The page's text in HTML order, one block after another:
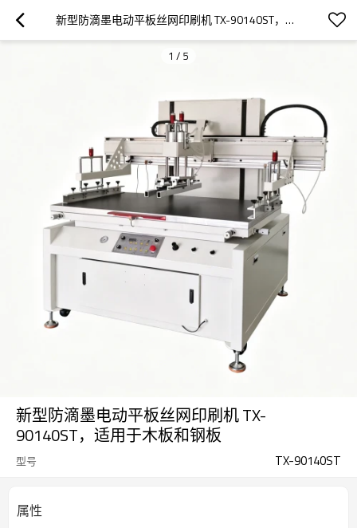
新型防滴墨电动平板丝网印刷机 TX-90140ST，适用于木板和钢板
1 / 5
新型防滴墨电动平板丝网印刷机 TX-
90140ST，适用于木板和钢板
型号 TX-90140ST
属性